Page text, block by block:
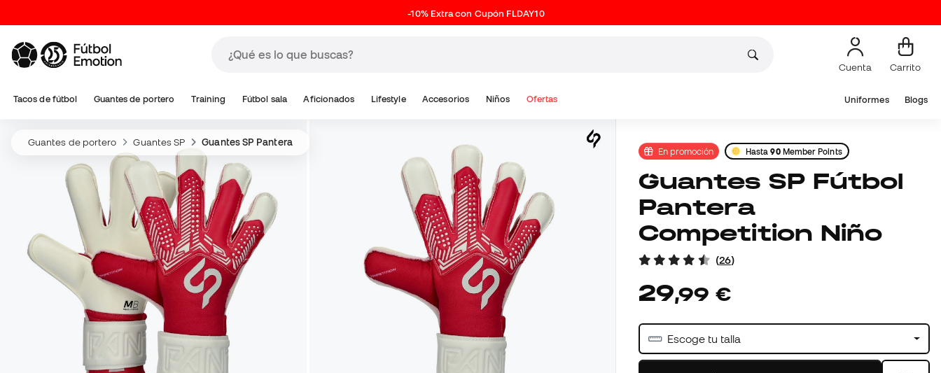
-10% Extra con Cupón FLDAY10
Cuenta Carrito
Tacos de fútbol Guantes de portero Training Fútbol sala Aficionados Lifestyle Accesorios Niños Ofertas Uniformes Blogs
Guantes de portero Guantes SP Guantes SP Pantera
En promoción Hasta90Member Points
Guantes SP Fútbol
Pantera
Competition Niño
(26)
29,99 €
Escoge tu talla